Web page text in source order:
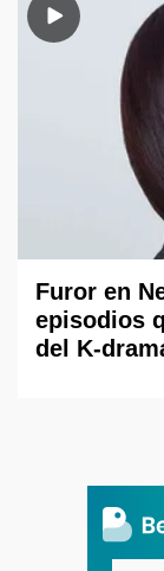
Furor en
episodios
del K-